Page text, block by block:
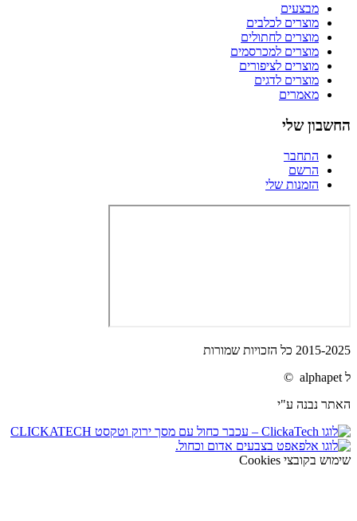
מבצעים
מוצרים לכלבים
מוצרים לחתולים
מוצרים למכרסמים
מוצרים לציפורים
מוצרים לדגים
מאמרים
החשבון שלי
התחבר
הרשם
הזמנות שלי
2015-2025 כל הזכויות שמורות
ל alphapet ©
האתר נבנה ע"י
שימוש בקובצי Cookies